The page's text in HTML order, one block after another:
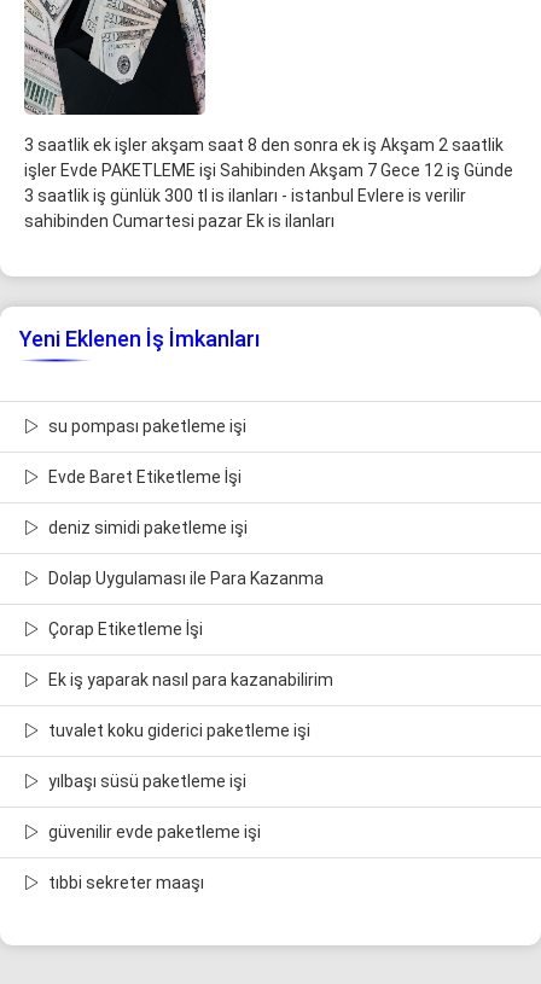
3 saatlik ek işler akşam saat 8 den sonra ek iş Akşam 2 saatlik
işler Evde PAKETLEME işi Sahibinden Akşam 7 Gece 12 iş Günde
3 saatlik iş günlük 300 tl is ilanları - istanbul Evlere is verilir
sahibinden Cumartesi pazar Ek is ilanları
Yeni Eklenen İş İmkanları
su pompası paketleme işi
Evde Baret Etiketleme İşi
deniz simidi paketleme işi
Dolap Uygulaması ile Para Kazanma
Çorap Etiketleme İşi
Ek iş yaparak nasıl para kazanabilirim
tuvalet koku giderici paketleme işi
yılbaşı süsü paketleme işi
güvenilir evde paketleme işi
tıbbi sekreter maaşı